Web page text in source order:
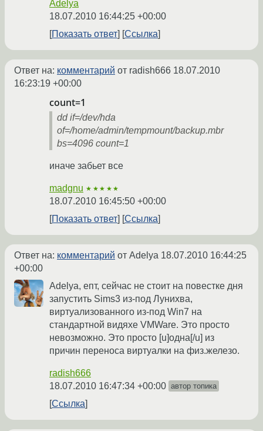
Adelya
18.07.2010 16:44:25 +00:00
Показать ответ
Ссылка
Ответ на: комментарий от radish666 18.07.2010
16:23:19 +00:00
count=1
dd if=/dev/hda
of=/home/admin/tempmount/backup.mbr
bs=4096 count=1
иначе забьет все
madgnu ★★★★★
18.07.2010 16:45:50 +00:00
Показать ответ
Ссылка
Ответ на: комментарий от Adelya 18.07.2010 16:44:25
+00:00
Adelya, епт, сейчас не стоит на повестке дня
запустить Sims3 из-под Лунихва,
виртуализованного из-под Win7 на
стандартной видяхе VMWare. Это просто
невозможно. Это просто [u]одна[/u] из
причин переноса виртуалки на физ.железо.
radish666
18.07.2010 16:47:34 +00:00 автор топика
Ссылка